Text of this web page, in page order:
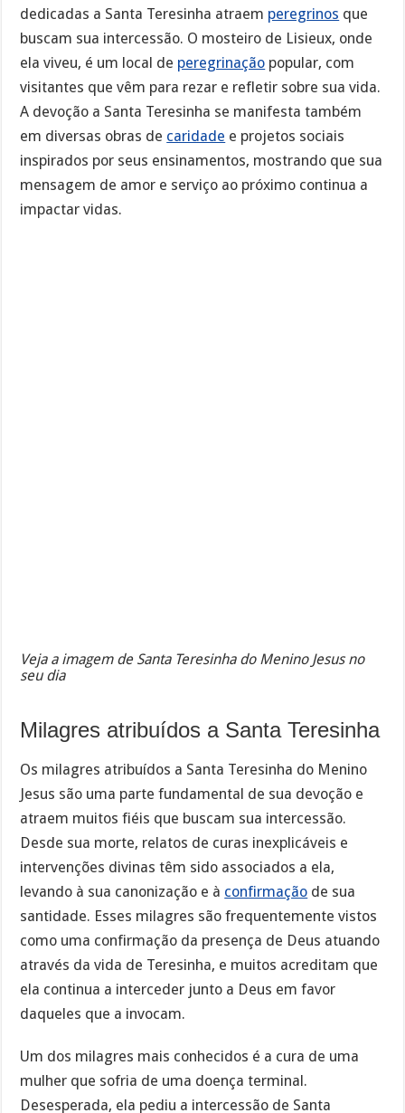
dedicadas a Santa Teresinha atraem peregrinos que
buscam sua intercessão. O mosteiro de Lisieux, onde
ela viveu, é um local de peregrinação popular, com
visitantes que vêm para rezar e refletir sobre sua vida.
A devoção a Santa Teresinha se manifesta também
em diversas obras de caridade e projetos sociais
inspirados por seus ensinamentos, mostrando que sua
mensagem de amor e serviço ao próximo continua a
impactar vidas.
Veja a imagem de Santa Teresinha do Menino Jesus no
seu dia
Milagres atribuídos a Santa Teresinha
Os milagres atribuídos a Santa Teresinha do Menino
Jesus são uma parte fundamental de sua devoção e
atraem muitos fiéis que buscam sua intercessão.
Desde sua morte, relatos de curas inexplicáveis e
intervenções divinas têm sido associados a ela,
levando à sua canonização e à confirmação de sua
santidade. Esses milagres são frequentemente vistos
como uma confirmação da presença de Deus atuando
através da vida de Teresinha, e muitos acreditam que
ela continua a interceder junto a Deus em favor
daqueles que a invocam.
Um dos milagres mais conhecidos é a cura de uma
mulher que sofria de uma doença terminal.
Desesperada, ela pediu a intercessão de Santa